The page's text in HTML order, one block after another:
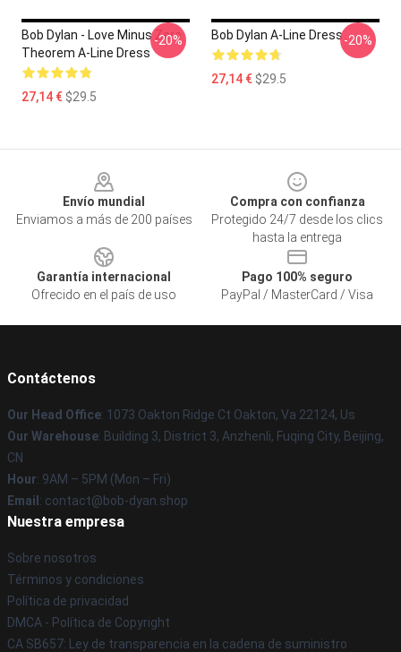
Bob Dylan - Love Minus Zero
Theorem A-Line Dress
27,14 €$29.5
-20% Bob Dylan A-Line Dress
27,14 €$29.5
-20%
Envío mundial
Enviamos a más de 200 países
Compra con confianza
Protegido 24/7 desde los clics
hasta la entrega
Garantía internacional
Ofrecido en el país de uso
Pago 100% seguro
PayPal / MasterCard / Visa
Contáctenos
Our Head Office: 1073 Oakton Ridge Ct Oakton, Va 22124, Us
Our Warehouse: Building 3, District 3, Anzhenli, Fuqing City, Beijing,
CN
Hour: 9AM – 5PM (Mon – Fri)
Email : contact@bob-dyan.shop
Nuestra empresa
Sobre nosotros
Términos y condiciones
Política de privacidad
DMCA - Política de Copyright
CA SB657: Ley de transparencia en la cadena de suministro